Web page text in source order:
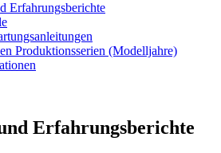
Erfahrungsberichte
Produktionsserien (Modelljahre)
Erfahrungsberichte